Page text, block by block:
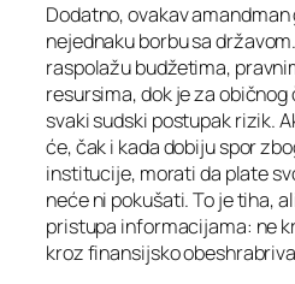
Dodatno, ovakav
nejednaku borbu sa
raspolažu budžetima,
resursima, dok je za
svaki sudski postupak rizik.
će, čak i kada dobiju spor
institucije, morati da plate
neće ni pokušati. To je tiha,
pristupa informacijama: ne
kroz finansijsko